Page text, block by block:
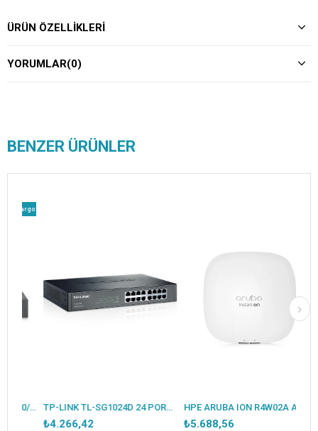
ÜRÜN ÖZELLIKLERI
YORUMLAR(0)
BENZER ÜRÜNLER
TP-LINK OMADA OC300 2X10/100/1000MBPS ETHERNET PORT 1XUSB3.0 HARDWARE CONTROLLER
Kargo
TP-LINK TL-SG1024D 24 PORT GIGABIT METAL KASA RACKMOUNT SWITCH
₺4.266,42 ₺5.688,56